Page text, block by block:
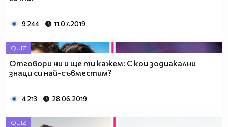
9 244 11.07.2019
QUIZ
Отговори ни и ще ти кажем: С кои зодиакални
знаци си най-съвместим?
4 213 28.06.2019
QUIZ